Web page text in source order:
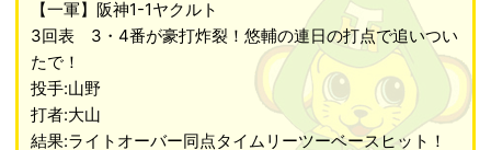
【一軍】阪神1-1ヤクルト
3回表 3・4番が豪打炸裂！悠輔の連日の打点で追いつい
たで！
投手:山野
打者:大山
結果:ライトオーバー同点タイムリーツーベースヒット！